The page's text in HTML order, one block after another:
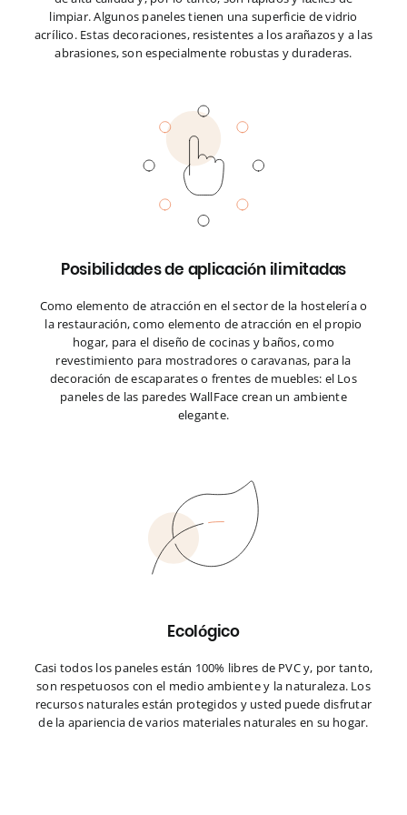
limpiar. Algunos paneles tienen una superficie de vidrio
acrílico. Estas decoraciones, resistentes a los arañazos y a las
abrasiones, son especialmente robustas y duraderas.
Posibilidades de aplicación ilimitadas
Como elemento de atracción en el sector de la hostelería o
la restauración, como elemento de atracción en el propio
hogar, para el diseño de cocinas y baños, como
revestimiento para mostradores o caravanas, para la
decoración de escaparates o frentes de muebles: el Los
paneles de las paredes WallFace crean un ambiente
elegante.
Ecológico
Casi todos los paneles están 100% libres de PVC y, por tanto,
son respetuosos con el medio ambiente y la naturaleza. Los
recursos naturales están protegidos y usted puede disfrutar
de la apariencia de varios materiales naturales en su hogar.